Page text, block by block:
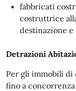
fabbricati
costruttrice
destinazione e
Detrazioni
Per gli immobili di
fino a